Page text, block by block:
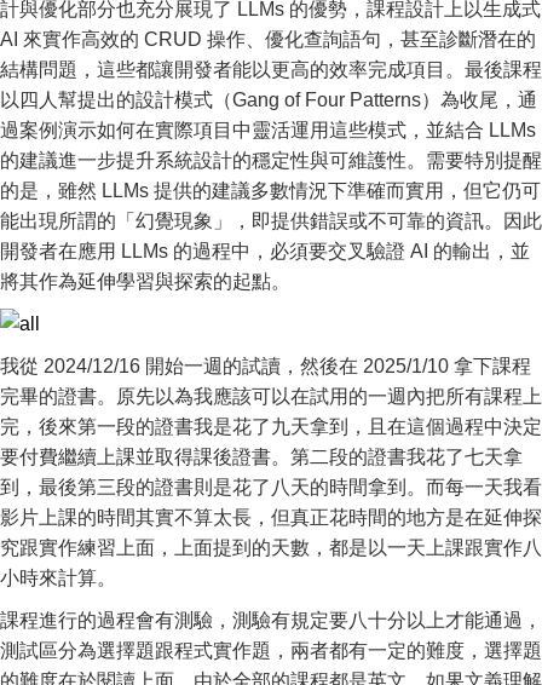
計與優化部分也充分展現了 LLMs 的優勢，課程設計上以生成式
AI 來實作高效的 CRUD 操作、優化查詢語句，甚至診斷潛在的
結構問題，這些都讓開發者能以更高的效率完成項目。最後課程
以四人幫提出的設計模式（Gang of Four Patterns）為收尾，通
過案例演示如何在實際項目中靈活運用這些模式，並結合 LLMs
的建議進一步提升系統設計的穩定性與可維護性。需要特別提醒
的是，雖然 LLMs 提供的建議多數情況下準確而實用，但它仍可
能出現所謂的「幻覺現象」，即提供錯誤或不可靠的資訊。因此
開發者在應用 LLMs 的過程中，必須要交叉驗證 AI 的輸出，並
將其作為延伸學習與探索的起點。
我從 2024/12/16 開始一週的試讀，然後在 2025/1/10 拿下課程
完畢的證書。原先以為我應該可以在試用的一週內把所有課程上
完，後來第一段的證書我是花了九天拿到，且在這個過程中決定
要付費繼續上課並取得課後證書。第二段的證書我花了七天拿
到，最後第三段的證書則是花了八天的時間拿到。而每一天我看
影片上課的時間其實不算太長，但真正花時間的地方是在延伸探
究跟實作練習上面，上面提到的天數，都是以一天上課跟實作八
小時來計算。
課程進行的過程會有測驗，測驗有規定要八十分以上才能通過，
測試區分為選擇題跟程式實作題，兩者都有一定的難度，選擇題
的難度在於閱讀上面，由於全部的課程都是英文，如果文義理解